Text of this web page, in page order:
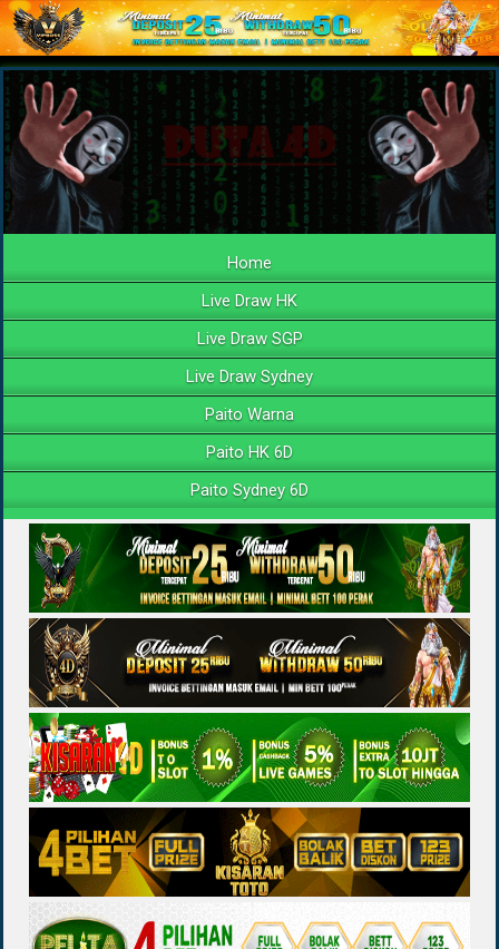
Home
Live Draw HK
Live Draw SGP
Live Draw Sydney
Paito Warna
Paito HK 6D
Paito Sydney 6D